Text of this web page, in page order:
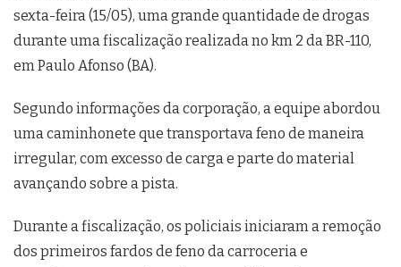
sexta-feira (15/05), uma grande quantidade de drogas
durante uma fiscalização realizada no km 2 da BR-110,
em Paulo Afonso (BA).
Segundo informações da corporação, a equipe abordou
uma caminhonete que transportava feno de maneira
irregular, com excesso de carga e parte do material
avançando sobre a pista.
Durante a fiscalização, os policiais iniciaram a remoção
dos primeiros fardos de feno da carroceria e